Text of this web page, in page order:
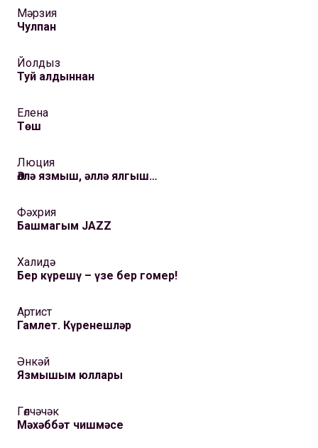
Мәрзия
Чулпан
Йолдыз
Туй алдыннан
Елена
Төш
Люция
Әллә язмыш, әллә ялгыш…
Фәхрия
Башмагым JAZZ
Халидә
Бер күрешү – үзе бер гомер!
Артист
Гамлет. Күренешләр
Әнкәй
Язмышым юллары
Гөлчәчәк
Мәхәббәт чишмәсе